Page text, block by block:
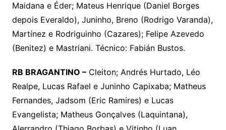
Maidana e Éder; Mateus Henrique (Daniel Borges
depois Everaldo), Juninho, Breno (Rodrigo Varanda),
Martínez e Rodriguinho (Cazares); Felipe Azevedo
(Benitez) e Mastriani. Técnico: Fabián Bustos.
RB BRAGANTINO –Cleiton; Andrés Hurtado, Léo
Realpe, Lucas Rafael e Juninho Capixaba; Matheus
Fernandes, Jadsom (Eric Ramires) e Lucas
Evangelista; Matheus Gonçalves (Laquintana),